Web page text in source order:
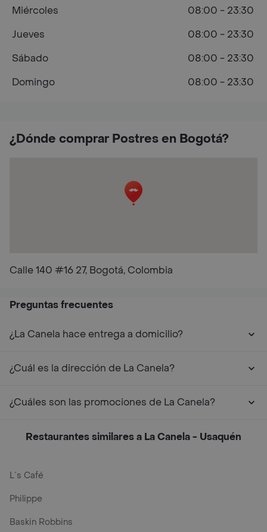
¿Dónde comprar Postres en Bogotá?
Calle 140 #16 27, Bogotá, Colombia
Miércoles
08:00 - 23:30
Jueves
08:00 - 23:30
Sábado
08:00 - 23:30
Domingo
08:00 - 23:30
Preguntas frecuentes
¿La Canela hace entrega a domicilio?
¿Cuál es la dirección de La Canela?
¿Cuáles son las promociones de La Canela?
Restaurantes similares a La Canela - Usaquén
L´s Café
Philippe
Baskin Robbins